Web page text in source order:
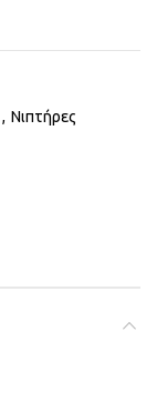
, Νιπτήρες